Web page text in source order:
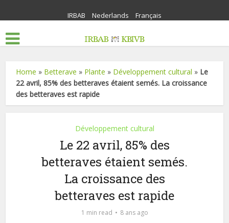
IRBAB Nederlands Français
Home » Betterave » Plante » Développement cultural » Le
22 avril, 85% des betteraves étaient semés. La croissance
des betteraves est rapide
Développement cultural
Le 22 avril, 85% des
betteraves étaient semés.
La croissance des
betteraves est rapide
1 min read 8 ans ago